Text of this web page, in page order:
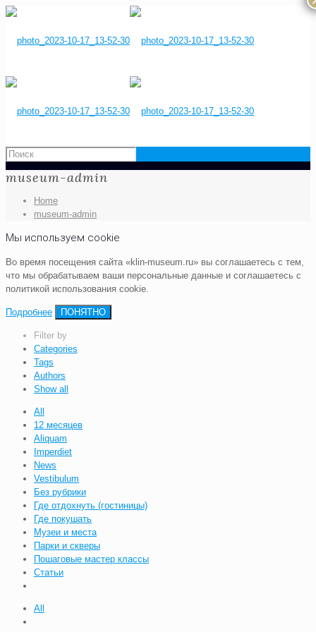
museum-admin
Home
museum-admin
Мы используем cookie
Во время посещения сайта «klin-museum.ru» вы соглашаетесь с тем,
что мы обрабатываем ваши персональные данные и соглашаетесь с
политикой использования cookie.
Подробнее ПОНЯТНО
Filter by
Categories
Tags
Authors
Show all
All
12 месяцев
Aliquam
Imperdiet
News
Vestibulum
Без рубрики
Где отдохнуть (гостиницы)
Где покушать
Музеи и места
Парки и скверы
Пошаговые мастер классы
Статьи
All